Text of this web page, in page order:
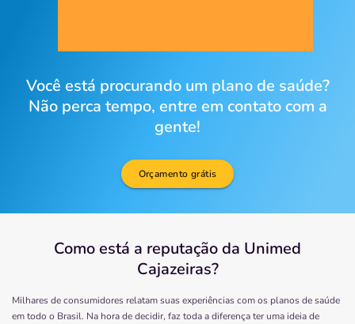
Você está procurando um plano de saúde?
Não perca tempo, entre em contato com a
gente!
Orçamento grátis
Como está a reputação da Unimed
Cajazeiras?
Milhares de consumidores relatam suas experiências com os planos de saúde
em todo o Brasil. Na hora de decidir, faz toda a diferença ter uma ideia de